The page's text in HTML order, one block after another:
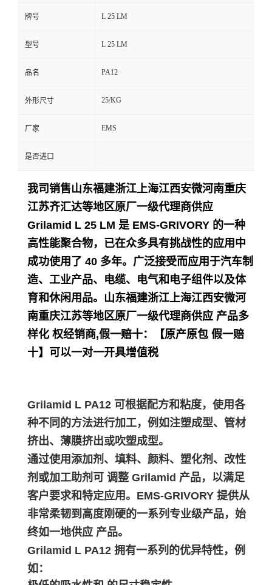
言
牌号 L 25 LM
型号 L 25 LM
品名 PA12
外形尺寸 25/KG
厂家 EMS
是否进口
我司销售山东福建浙江上海江西安微河南重庆
江苏齐汇达等地区原厂一级代理商供应
Grilamid L 25 LM 是 EMS-GRIVORY 的一种
高性能聚合物，已在众多具有挑战性的应用中
成功使用了 40 多年。 广泛接受而应用于汽车制
造、工业产品、电缆、电气和电子组件以及体
育和休闲用品。 山东福建浙江上海江西安微河
南重庆江苏等地区原厂一级代理商供应 产品多
样化 权经销商,假一赔十：【原产原包 假一赔
十】可以一对一开具增值税
Grilamid L PA12 可根据配方和粘度，使用各
种不同的方法进行加工，例如注塑成型、管材
挤出、薄膜挤出或吹塑成型。
通过使用添加剂、填料、颜料、塑化剂、改性
剂或加工助剂可 调整 Grilamid 产品，以满足
客户要求和特定应用。EMS-GRIVORY 提供从
非常柔韧到高度刚硬的一系列专业级产品，始
终如一地供应 产品。
Grilamid L PA12 拥有一系列的优异特性，例
如：